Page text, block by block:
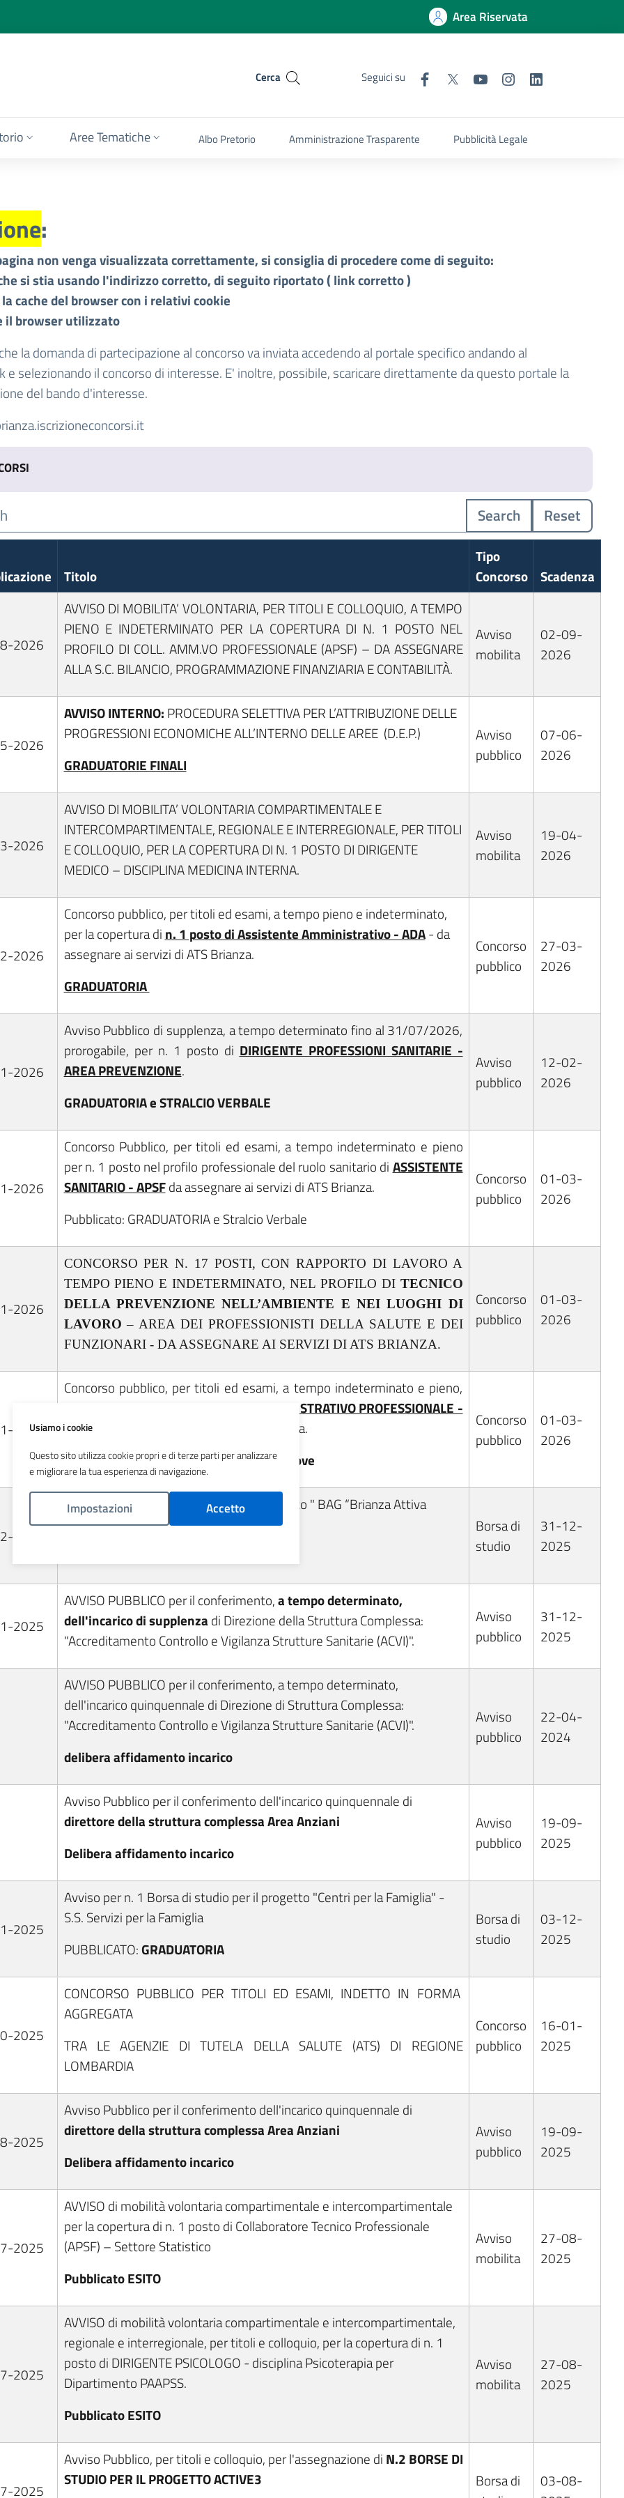
Area Riservata
Cerca Seguici su
Aree Tematiche Albo Pretorio Amministrazione Trasparente Pubblicità Legale
:
non venga visualizzata correttamente, si consiglia di procedere come di seguito:
si stia usando l'indirizzo corretto, di seguito riportato ( link corretto)
cache del browser con i relativi cookie
il browser utilizzato
la domanda di partecipazione al concorso va inviata accedendo al portale specifico andando al
e selezionando il concorso di interesse. E' inoltre, possibile, scaricare direttamente da questo portale la
del bando d'interesse.
Search Reset
Titolo
Tipo
Concorso
Scadenza
2026
AVVISO DI MOBILITA’ VOLONTARIA, PER TITOLI E COLLOQUIO, A TEMPO
PIENO E INDETERMINATO PER LA COPERTURA DI N. 1 POSTO NEL
PROFILO DI COLL. AMM.VO PROFESSIONALE (APSF) – DA ASSEGNARE
ALLA S.C. BILANCIO, PROGRAMMAZIONE FINANZIARIA E CONTABILITÀ.
Avviso
mobilita
02-09-
2026
2026
AVVISO INTERNO: PROCEDURA SELETTIVA PER L’ATTRIBUZIONE DELLE
PROGRESSIONI ECONOMICHE ALL’INTERNO DELLE AREE (D.E.P.)
GRADUATORIE FINALI
Avviso
pubblico
07-06-
2026
2026
AVVISO DI MOBILITA’ VOLONTARIA COMPARTIMENTALE E
INTERCOMPARTIMENTALE, REGIONALE E INTERREGIONALE, PER TITOLI
E COLLOQUIO, PER LA COPERTURA DI N. 1 POSTO DI DIRIGENTE
MEDICO – DISCIPLINA MEDICINA INTERNA.
Avviso
mobilita
19-04-
2026
2026
Concorso pubblico, per titoli ed esami, a tempo pieno e indeterminato,
per la copertura di n. 1 posto di Assistente Amministrativo - ADA- da
assegnare ai servizi di ATS Brianza.
GRADUATORIA
Concorso
pubblico
27-03-
2026
2026
Avviso Pubblico di supplenza, a tempo determinato fino al 31/07/2026,
prorogabile, per n. 1 posto di DIRIGENTE PROFESSIONI SANITARIE -
AREA PREVENZIONE.
GRADUATORIA e STRALCIO VERBALE
Avviso
pubblico
12-02-
2026
2026
Concorso Pubblico, per titoli ed esami, a tempo indeterminato e pieno
per n. 1 posto nel profilo professionale del ruolo sanitario di ASSISTENTE
SANITARIO - APSFda assegnare ai servizi di ATS Brianza.
Pubblicato: GRADUATORIA e Stralcio Verbale
Concorso
pubblico
01-03-
2026
2026
CONCORSO PER N. 17 POSTI, CON RAPPORTO DI LAVORO A
TEMPO PIENO E INDETERMINATO, NEL PROFILO DI TECNICO
DELLA PREVENZIONE NELL’AMBIENTE E NEI LUOGHI DI
LAVORO – AREA DEI PROFESSIONISTI DELLA SALUTE E DEI
FUNZIONARI - DA ASSEGNARE AI SERVIZI DI ATS BRIANZA.
Concorso
pubblico
01-03-
2026
2026
Concorso pubblico, per titoli ed esami, a tempo indeterminato e pieno,
COLLABORATORE AMMINISTRATIVO PROFESSIONALE -
APSF - da assegnare ai servizi di ATS Brianza.
Graduatoria - Stralcio verbale e tracce prove
Concorso
pubblico
01-03-
2026
2025
Borsa di Studio per n. 1 posto per il Progetto " BAG “Brianza Attiva
Giovani"
Borsa di
studio
31-12-
2025
2025
AVVISO PUBBLICO per il conferimento,a tempo determinato,
dell'incarico di supplenza di Direzione della Struttura Complessa:
"Accreditamento Controllo e Vigilanza Strutture Sanitarie (ACVI)".
Avviso
pubblico
31-12-
2025
AVVISO PUBBLICO per il conferimento, a tempo determinato,
dell'incarico quinquennale di Direzione di Struttura Complessa:
"Accreditamento Controllo e Vigilanza Strutture Sanitarie (ACVI)".
delibera affidamento incarico
Avviso
pubblico
22-04-
2024
Avviso Pubblico per il conferimento dell'incarico quinquennale di
direttore della struttura complessa Area Anziani
Delibera affidamento incarico
Avviso
pubblico
19-09-
2025
2025
Avviso per n. 1 Borsa di studio per il progetto "Centri per la Famiglia" -
S.S. Servizi per la Famiglia
PUBBLICATO:GRADUATORIA
Borsa di
studio
03-12-
2025
2025
CONCORSO PUBBLICO PER TITOLI ED ESAMI, INDETTO IN FORMA
AGGREGATA
TRA LE AGENZIE DI TUTELA DELLA SALUTE (ATS) DI REGIONE
LOMBARDIA
Concorso
pubblico
16-01-
2025
2025
Avviso Pubblico per il conferimento dell'incarico quinquennale di
direttore della struttura complessa Area Anziani
Delibera affidamento incarico
Avviso
pubblico
19-09-
2025
2025
AVVISO di mobilità volontaria compartimentale e intercompartimentale
per la copertura di n. 1 posto di Collaboratore Tecnico Professionale
(APSF) – Settore Statistico
Pubblicato ESITO
Avviso
mobilita
27-08-
2025
2025
AVVISO di mobilità volontaria compartimentale e intercompartimentale,
regionale e interregionale, per titoli e colloquio, per la copertura di n. 1
posto di DIRIGENTE PSICOLOGO - disciplina Psicoterapia per
Dipartimento PAAPSS.
Pubblicato ESITO
Avviso
mobilita
27-08-
2025
2025
Avviso Pubblico, per titoli e colloquio, per l'assegnazione di N.2 BORSE DI
STUDIO PER IL PROGETTO ACTIVE3
Borsa di
03-08-
Usiamo i cookie
Questo sito utilizza cookie propri e di terze parti per analizzare
e migliorare la tua esperienza di navigazione.
Impostazioni Accetto